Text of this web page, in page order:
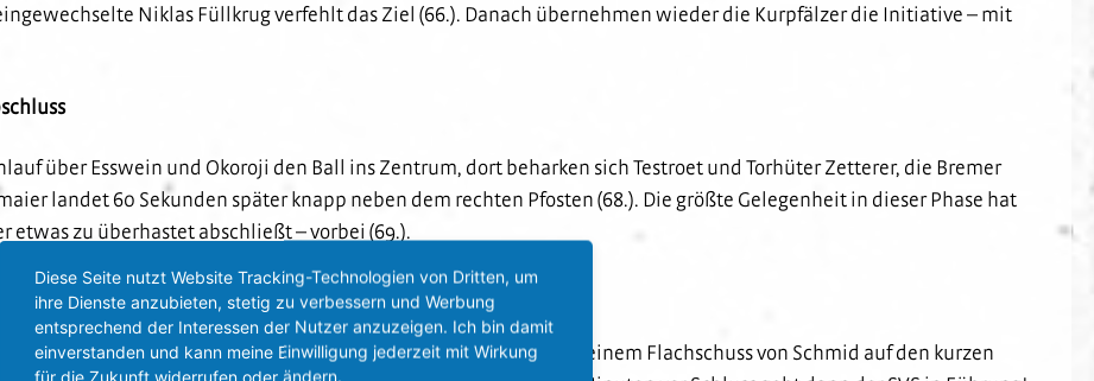
Niklas Füllkrug verfehlt das Ziel (66.). Danach übernehmen wieder die Kurpfälzer die Initiative – mit
über Esswein und Okoroji den Ball ins Zentrum, dort beharken sich Testroet und Torhüter Zetterer, die Bremer
landet 60 Sekunden später knapp neben dem rechten Pfosten (68.). Die größte Gelegenheit in dieser Phase hat
etwas zu überhastet abschließt – vorbei (69.).
die Spitz auf Knopf steht. Drewes ist in der 72. Minute bei einem Flachschuss von Schmid auf den kurzen
Diese Seite nutzt Website Tracking-Technologien von Dritten, um
ihre Dienste anzubieten, stetig zu verbessern und Werbung
entsprechend der Interessen der Nutzer anzuzeigen. Ich bin damit
einverstanden und kann meine Einwilligung jederzeit mit Wirkung
für die Zukunft widerrufen oder ändern.